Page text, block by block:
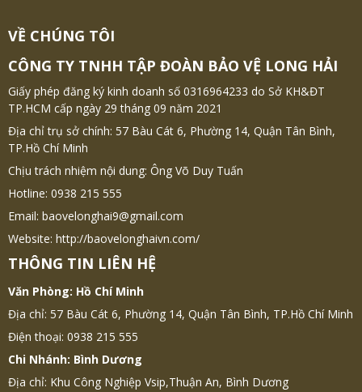
VỀ CHÚNG TÔI
CÔNG TY TNHH TẬP ĐOÀN BẢO VỆ LONG HẢI
Giấy phép đăng ký kinh doanh số 0316964233 do Sở KH&ĐT
TP.HCM cấp ngày 29 tháng 09 năm 2021
Địa chỉ trụ sở chính: 57 Bàu Cát 6, Phường 14, Quận Tân Bình,
TP.Hồ Chí Minh
Chịu trách nhiệm nội dung: Ông Võ Duy Tuấn
Hotline: 0938 215 555
Email: baovelonghai9@gmail.com
Website: http://baovelonghaivn.com/
THÔNG TIN LIÊN HỆ
Văn Phòng: Hồ Chí Minh
Địa chỉ: 57 Bàu Cát 6, Phường 14, Quận Tân Bình, TP.Hồ Chí Minh
Điện thoại: 0938 215 555
Chi Nhánh: Bình Dương
Địa chỉ: Khu Công Nghiệp Vsip,Thuận An, Bình Dương